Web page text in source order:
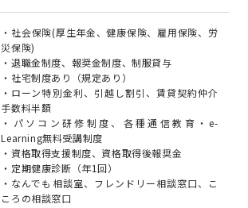
・社会保険(厚生年金、健康保険、雇用保険、労
災保険)
・退職金制度、報奨金制度、制服貸与
・社宅制度あり（規定あり）
・ローン特別金利、引越し割引、賃貸契約仲介
手数料半額
・パソコン研修制度、各種通信教育・e-
Learning無料受講制度
・資格取得支援制度、資格取得後報奨金
・定期健康診断（年1回）
・なんでも相談室、フレンドリー相談窓口、こ
ころの相談窓口